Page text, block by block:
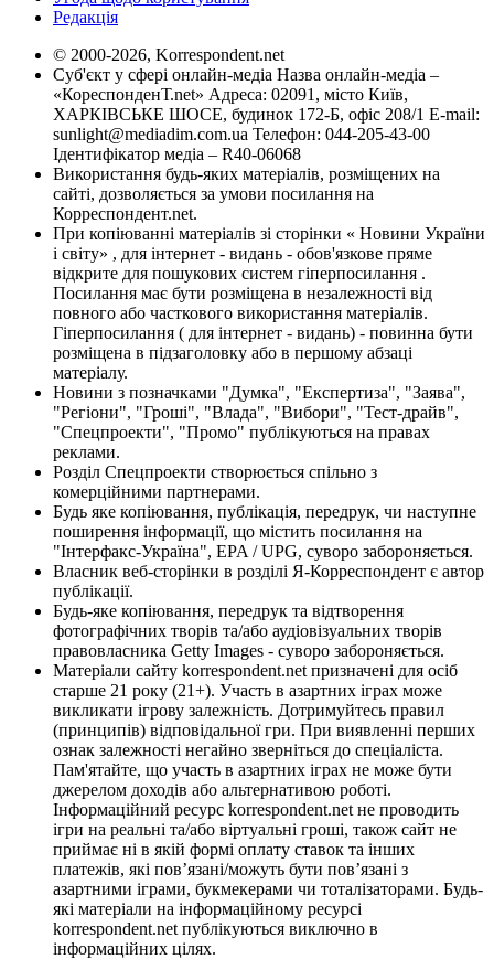
Редакція
© 2000-2026, Korrespondent.net
Суб'єкт у сфері онлайн-медіа Назва онлайн-медіа –
«КореспонденТ.net» Адреса: 02091, місто Київ,
ХАРКІВСЬКЕ ШОСЕ, будинок 172-Б, офіс 208/1 E-mail:
sunlight@mediadim.com.ua Телефон: 044-205-43-00
Ідентифікатор медіа – R40-06068
Використання будь-яких матеріалів, розміщених на
сайті, дозволяється за умови посилання на
Корреспондент.net.
При копіюванні матеріалів зі сторінки « Новини України
і світу» , для інтернет - видань - обов'язкове пряме
відкрите для пошукових систем гіперпосилання .
Посилання має бути розміщена в незалежності від
повного або часткового використання матеріалів.
Гіперпосилання ( для інтернет - видань) - повинна бути
розміщена в підзаголовку або в першому абзаці
матеріалу.
Новини з позначками "Думка", "Експертиза", "Заява",
"Регіони", "Гроші", "Влада", "Вибори", "Тест-драйв",
"Спецпроекти", "Промо" публікуються на правах
реклами.
Розділ Спецпроекти створюється спільно з
комерційними партнерами.
Будь яке копіювання, публікація, передрук, чи наступне
поширення інформації, що містить посилання на
"Інтерфакс-Україна", EPA / UPG, суворо забороняється.
Власник веб-сторінки в розділі Я-Корреспондент є автор
публікації.
Будь-яке копіювання, передрук та відтворення
фотографічних творів та/або аудіовізуальних творів
правовласника Getty Images - суворо забороняється.
Матеріали сайту korrespondent.net призначені для осіб
старше 21 року (21+). Участь в азартних іграх може
викликати ігрову залежність. Дотримуйтесь правил
(принципів) відповідальної гри. При виявленні перших
ознак залежності негайно зверніться до спеціаліста.
Пам'ятайте, що участь в азартних іграх не може бути
джерелом доходів або альтернативою роботі.
Інформаційний ресурс korrespondent.net не проводить
ігри на реальні та/або віртуальні гроші, також сайт не
приймає ні в якій формі оплату ставок та інших
платежів, які пов’язані/можуть бути пов’язані з
азартними іграми, букмекерами чи тоталізаторами. Будь-
які матеріали на інформаційному ресурсі
korrespondent.net публікуються виключно в
інформаційних цілях.